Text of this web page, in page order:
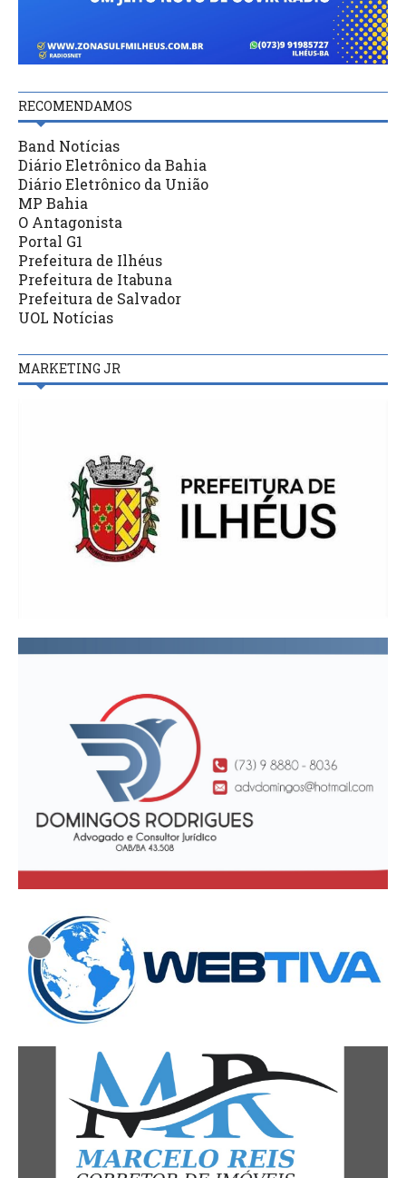
RECOMENDAMOS
Band Notícias
Diário Eletrônico da Bahia
Diário Eletrônico da União
MP Bahia
O Antagonista
Portal G1
Prefeitura de Ilhéus
Prefeitura de Itabuna
Prefeitura de Salvador
UOL Notícias
MARKETING JR